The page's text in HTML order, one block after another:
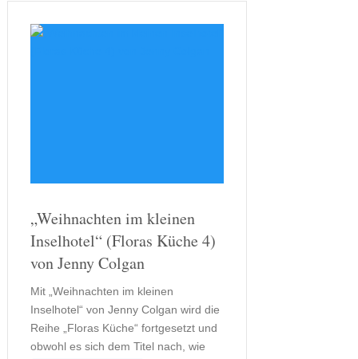
„Weihnachten im kleinen
Inselhotel“ (Floras Küche 4)
von Jenny Colgan
Mit „Weihnachten im kleinen
Inselhotel“ von Jenny Colgan wird die
Reihe „Floras Küche“ fortgesetzt und
obwohl es sich dem Titel nach, wie